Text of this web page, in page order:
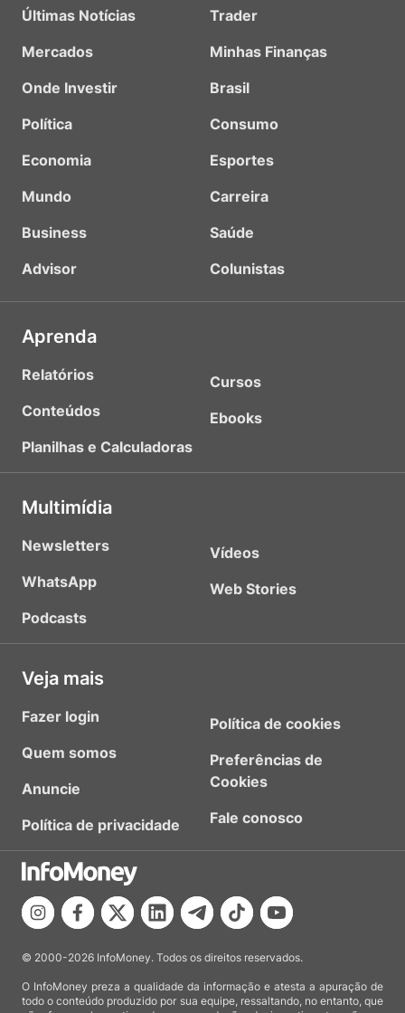
Últimas Notícias
Mercados
Onde Investir
Política
Economia
Mundo
Business
Advisor
Trader
Minhas Finanças
Brasil
Consumo
Esportes
Carreira
Saúde
Colunistas
Aprenda
Relatórios
Conteúdos
Planilhas e Calculadoras
Cursos
Ebooks
Multimídia
Newsletters
WhatsApp
Podcasts
Vídeos
Web Stories
Veja mais
Fazer login
Quem somos
Anuncie
Política de privacidade
Política de cookies
Preferências de
Cookies
Fale conosco
© 2000-2026 InfoMoney. Todos os direitos reservados.
O InfoMoney preza a qualidade da informação e atesta a apuração de
todo o conteúdo produzido por sua equipe, ressaltando, no entanto, que